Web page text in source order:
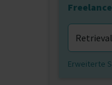
Erweiterte